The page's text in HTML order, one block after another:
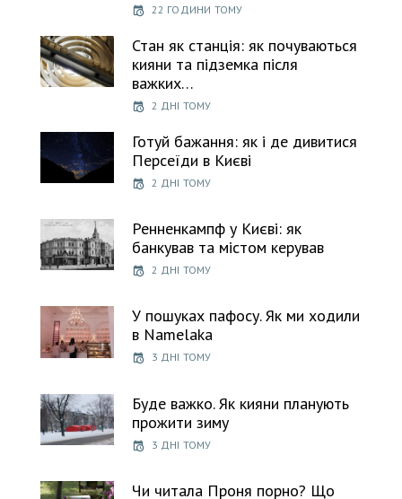
22 ГОДИНИ ТОМУ
Стан як станція: як почуваються
кияни та підземка після
важких…
2 ДНІ ТОМУ
Готуй бажання: як і де дивитися
Персеїди в Києві
2 ДНІ ТОМУ
Ренненкампф у Києві: як
банкував та містом керував
2 ДНІ ТОМУ
У пошуках пафосу. Як ми ходили
в Namelaka
3 ДНІ ТОМУ
Буде важко. Як кияни планують
прожити зиму
3 ДНІ ТОМУ
Чи читала Проня порно? Що